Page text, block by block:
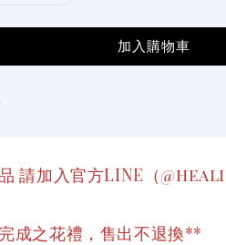
加入購物車
請加入官方LINE（
成之花禮，售出不退換**